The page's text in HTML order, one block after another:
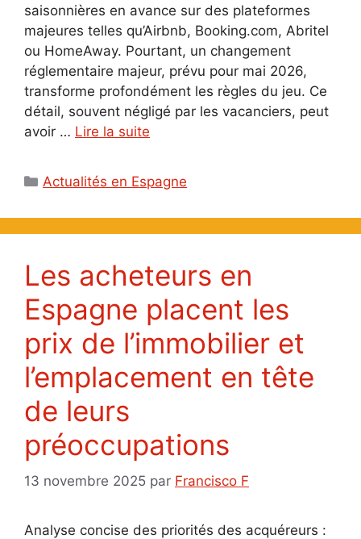
saisonnières en avance sur des plateformes
majeures telles qu’Airbnb, Booking.com, Abritel
ou HomeAway. Pourtant, un changement
réglementaire majeur, prévu pour mai 2026,
transforme profondément les règles du jeu. Ce
détail, souvent négligé par les vacanciers, peut
avoir … Lire la suite
Catégories
Actualités en Espagne
Les acheteurs en
Espagne placent les
prix de l’immobilier et
l’emplacement en tête
de leurs
préoccupations
13 novembre 2025 par Francisco F
Analyse concise des priorités des acquéreurs :